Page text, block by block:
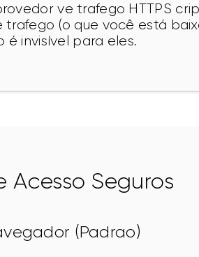
ve trafego HTTPS
trafego (o que você está
invisível para eles.
Acesso Seguros
(Padrao)